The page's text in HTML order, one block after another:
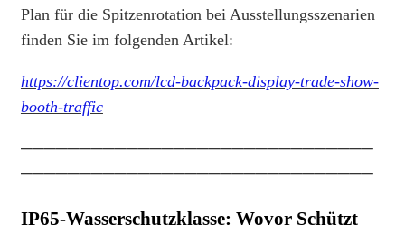
Plan für die Spitzenrotation bei Ausstellungsszenarien
finden Sie im folgenden Artikel:
https://clientop.com/lcd-backpack-display-trade-show-
booth-traffic
──────────────────────────────
──────────────────────────────
IP65-Wasserschutzklasse: Wovor Schützt